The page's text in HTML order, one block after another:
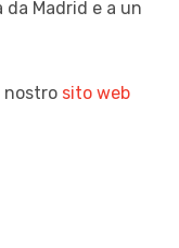
Madrid e a un
nostro sito web